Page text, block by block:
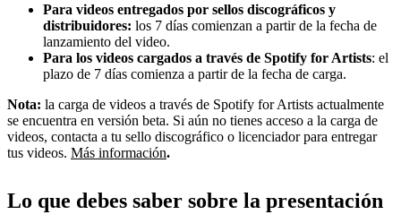
Para videos entregados por sellos discográficos y
distribuidores: los 7 días comienzan a partir de la fecha de
lanzamiento del video.
Para los videos cargados a través de Spotify for Artists: el
plazo de 7 días comienza a partir de la fecha de carga.
Nota: la carga de videos a través de Spotify for Artists actualmente
se encuentra en versión beta. Si aún no tienes acceso a la carga de
videos, contacta a tu sello discográfico o licenciador para entregar
tus videos. Más información.
Lo que debes saber sobre la presentación